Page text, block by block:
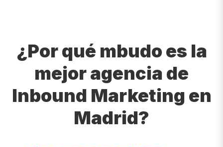
¿Por qué mbudo es la
mejor agencia de
Inbound Marketing en
Madrid?